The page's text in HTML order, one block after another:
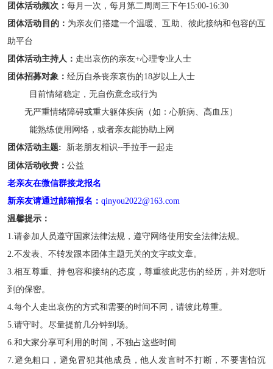
团体活动频次： 每月一次，每月第二周周三下午15:00-16:30
团体活动目的： 为亲友们搭建一个温暖、互助、彼此接纳和包容的互
助平台
团体活动主持人： 走出哀伤的亲友+心理专业人士
团体招募对象： 经历自杀丧亲哀伤的18岁以上人士
目前情绪稳定，无自伤意念或行为
无严重情绪障碍或重大躯体疾病（如：心脏病、高血压）
能熟练使用网络，或者亲友能协助上网
团体活动主题: 新老朋友相识--手拉手一起走
团体活动收费： 公益
老亲友在微信群接龙报名
新亲友请通过邮箱报名： qinyou2022@163.com
温馨提示：
1.请参加人员遵守国家法律法规，遵守网络使用安全法律法规。
2.不发表、不转发跟本团体主题无关的文字或文章。
3.相互尊重、持包容和接纳的态度，尊重彼此悲伤的经历，并对您听
到的保密。
4.每个人走出哀伤的方式和需要的时间不同，请彼此尊重。
5.请守时。尽量提前几分钟到场。
6.和大家分享可利用的时间，不独占这些时间
7.避免粗口，避免冒犯其他成员，他人发言时不打断，不要害怕沉